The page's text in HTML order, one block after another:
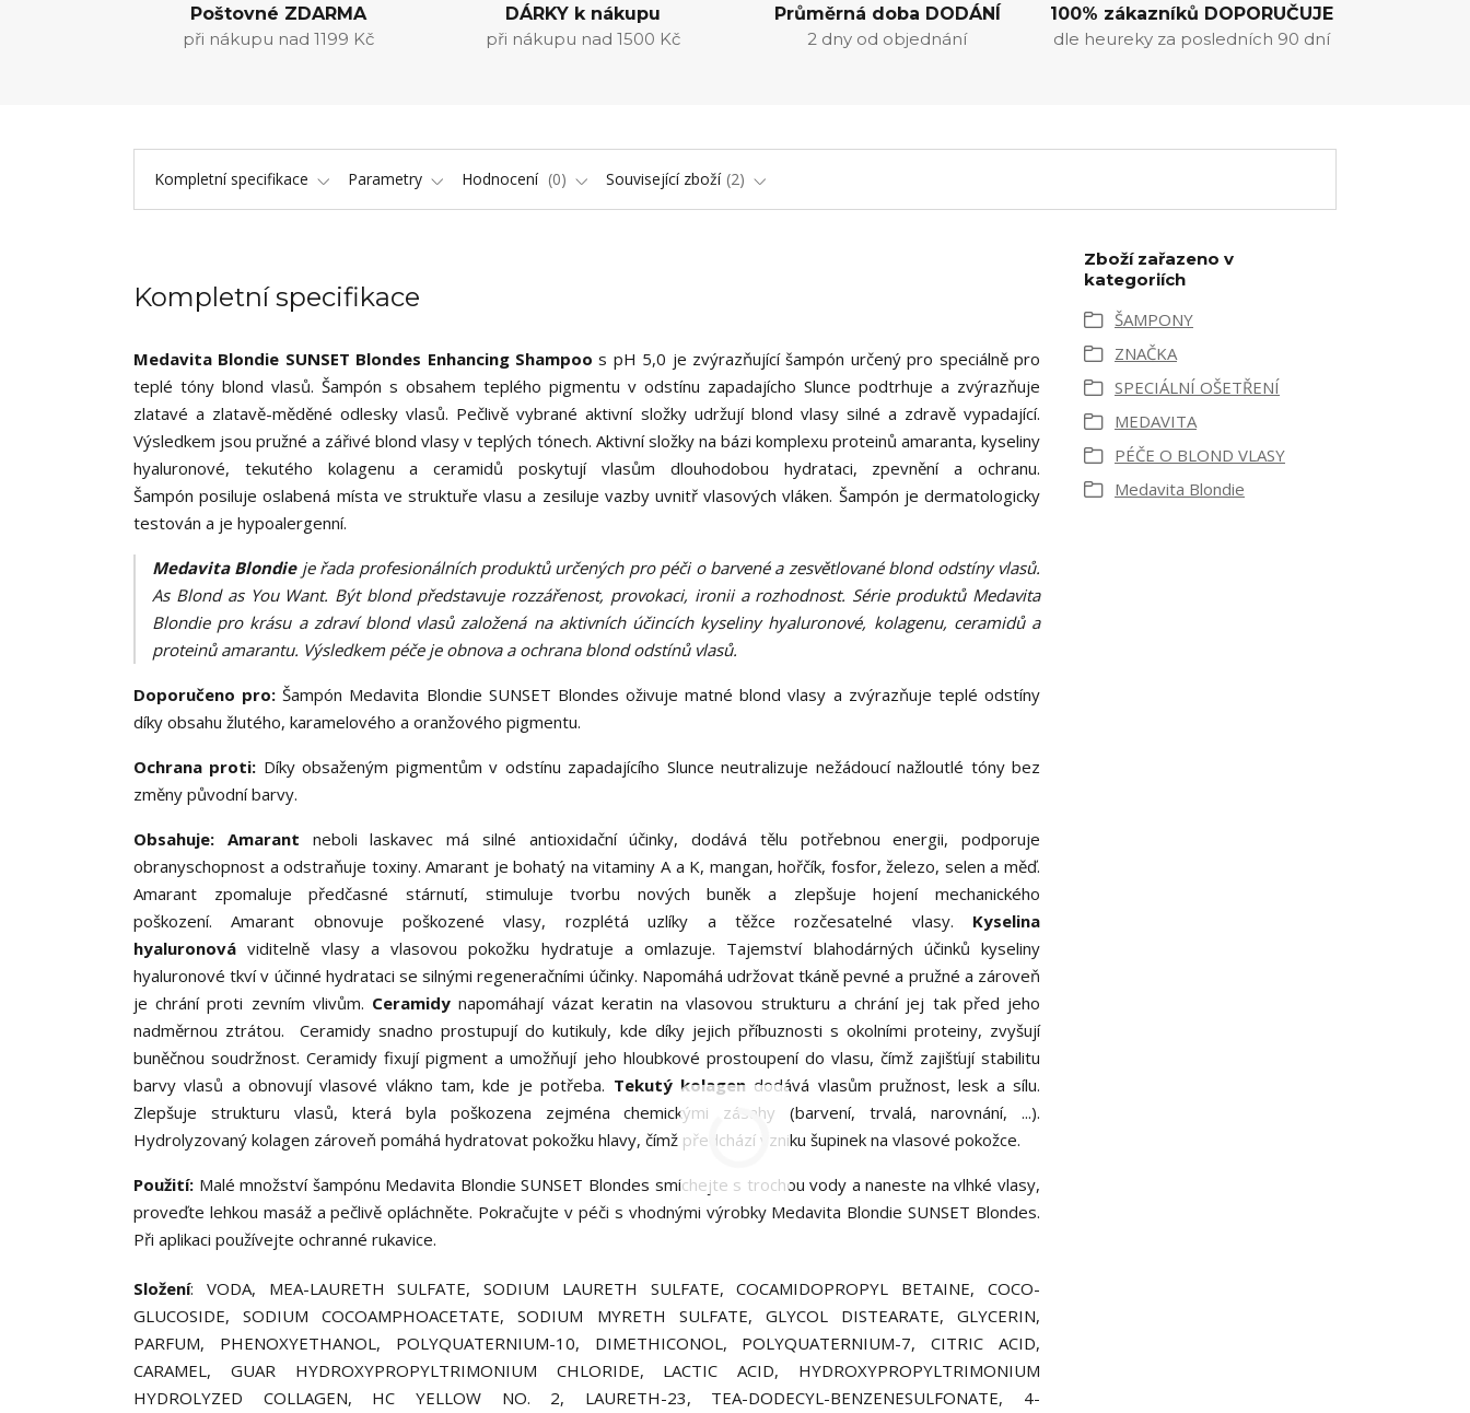
Poštovné ZDARMA
při nákupu nad 1199 Kč
DÁRKY k nákupu
při nákupu nad 1500 Kč
Průměrná doba DODÁNÍ
2 dny od objednání
100% zákazníků DOPORUČUJE
dle heureky za posledních 90 dní
Kompletní specifikace Parametry Hodnocení 0 Související zboží 2
Kompletní specifikace
Medavita Blondie SUNSET Blondes Enhancing Shampoos pH 5,0 je zvýrazňující šampón určený pro speciálně pro
teplé tóny blond vlasů. Šampón s obsahem teplého pigmentu v odstínu zapadajícho Slunce podtrhuje a zvýrazňuje
zlatavé a zlatavě-měděné odlesky vlasů. Pečlivě vybrané aktivní složky udržují blond vlasy silné a zdravě vypadající.
Výsledkem jsou pružné a zářivé blond vlasy v teplých tónech. Aktivní složky na bázi komplexu proteinů amaranta, kyseliny
hyaluronové, tekutého kolagenu a ceramidů poskytují vlasům dlouhodobou hydrataci, zpevnění a ochranu.
Šampón posiluje oslabená místa ve struktuře vlasu a zesiluje vazby uvnitř vlasových vláken. Šampón je dermatologicky
testován a je hypoalergenní.
Medavita Blondieje řada profesionálních produktů určených pro péči o barvené a zesvětlované blond odstíny vlasů.
As Blond as You Want. Být blond představuje rozzářenost, provokaci, ironii a rozhodnost. Série produktů Medavita
Blondie pro krásu a zdraví blond vlasů založená na aktivních účincích kyseliny hyaluronové, kolagenu, ceramidů a
proteinů amarantu. Výsledkem péče je obnova a ochrana blond odstínů vlasů.
Doporučeno pro:Šampón Medavita Blondie SUNSET Blondes oživuje matné blond vlasy a zvýrazňuje teplé odstíny
díky obsahu žlutého, karamelového a oranžového pigmentu.
Ochrana proti: Díky obsaženým pigmentům v odstínu zapadajícího Slunce neutralizuje nežádoucí nažloutlé tóny bez
změny původní barvy.
Obsahuje: Amarant neboli laskavec má silné antioxidační účinky, dodává tělu potřebnou energii, podporuje
obranyschopnost a odstraňuje toxiny. Amarant je bohatý na vitaminy A a K, mangan, hořčík, fosfor, železo, selen a měď.
Amarant zpomaluje předčasné stárnutí, stimuluje tvorbu nových buněk a zlepšuje hojení mechanického
poškození. Amarant obnovuje poškozené vlasy, rozplétá uzlíky a těžce rozčesatelné vlasy. Kyselina
hyaluronováviditelně vlasy a vlasovou pokožku hydratuje a omlazuje. Tajemství blahodárných účinků kyseliny
hyaluronové tkví v účinné hydrataci se silnými regeneračními účinky. Napomáhá udržovat tkáně pevné a pružné a zároveň
je chrání proti zevním vlivům. Ceramidy napomáhají vázat keratin na vlasovou strukturu a chrání jej tak před jeho
nadměrnou ztrátou. Ceramidy snadno prostupují do kutikuly, kde díky jejich příbuznosti s okolními proteiny, zvyšují
buněčnou soudržnost. Ceramidy fixují pigment a umožňují jeho hloubkové prostoupení do vlasu, čímž zajišťují stabilitu
barvy vlasů a obnovují vlasové vlákno tam, kde je potřeba. Tekutý kolagen dodává vlasům pružnost, lesk a sílu.
Zlepšuje strukturu vlasů, která byla poškozena zejména chemickými zásahy (barvení, trvalá, narovnání, ...).
Hydrolyzovaný kolagen zároveň pomáhá hydratovat pokožku hlavy, čímž předchází vzniku šupinek na vlasové pokožce.
Použití: Malé množství šampónu Medavita Blondie SUNSET Blondes smíchejte s trochou vody a naneste na vlhké vlasy,
proveďte lehkou masáž a pečlivě opláchněte. Pokračujte v péči s vhodnými výrobky Medavita Blondie SUNSET Blondes.
Při aplikaci používejte ochranné rukavice.
Složení: VODA, MEA-LAURETH SULFATE, SODIUM LAURETH SULFATE, COCAMIDOPROPYL BETAINE, COCO-
GLUCOSIDE, SODIUM COCOAMPHOACETATE, SODIUM MYRETH SULFATE, GLYCOL DISTEARATE, GLYCERIN,
PARFUM, PHENOXYETHANOL, POLYQUATERNIUM-10, DIMETHICONOL, POLYQUATERNIUM-7, CITRIC ACID,
CARAMEL, GUAR HYDROXYPROPYLTRIMONIUM CHLORIDE, LACTIC ACID, HYDROXYPROPYLTRIMONIUM
HYDROLYZED COLLAGEN, HC YELLOW NO. 2, LAURETH-23, TEA-DODECYL-BENZENESULFONATE, 4-
Zboží zařazeno v
kategoriích
ŠAMPONY
ZNAČKA
SPECIÁLNÍ OŠETŘENÍ
MEDAVITA
PÉČE O BLOND VLASY
Medavita Blondie